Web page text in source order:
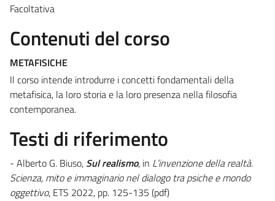
Facoltativa
Contenuti del corso
METAFISICHE
Il corso intende introdurre i concetti fondamentali della
metafisica, la loro storia e la loro presenza nella filosofia
contemporanea.
Testi di riferimento
- Alberto G. Biuso, Sul realismo, in L’invenzione della realtà.
Scienza, mito e immaginario nel dialogo tra psiche e mondo
oggettivo, ETS 2022, pp. 125-135 (pdf)